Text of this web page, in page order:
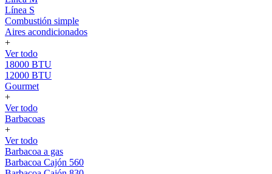
Línea S
Combustión simple
Aires acondicionados
+
Ver todo
18000 BTU
12000 BTU
Gourmet
+
Ver todo
Barbacoas
+
Ver todo
Barbacoa a gas
Barbacoa Cajón 560